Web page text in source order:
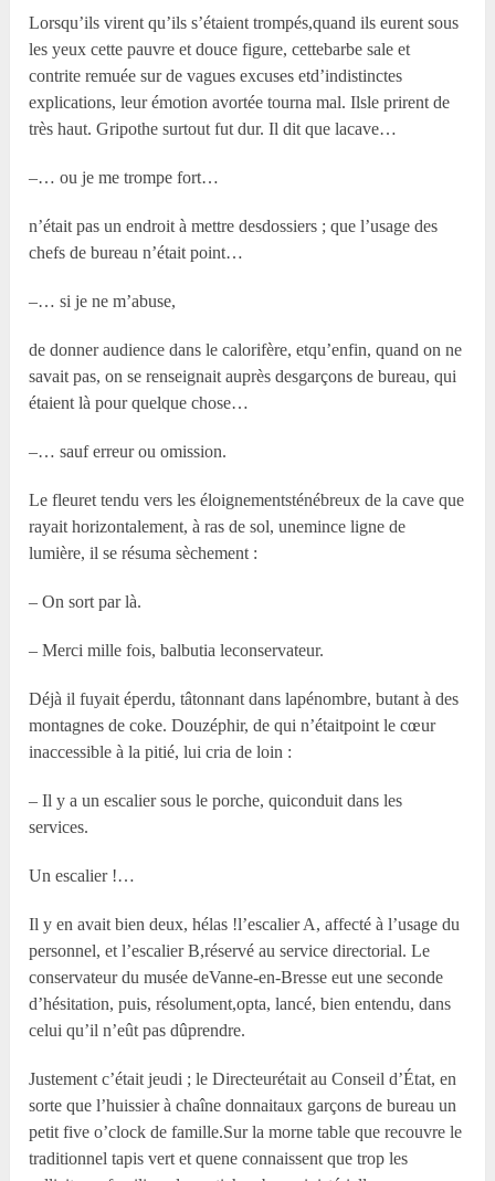
Lorsqu’ils virent qu’ils s’étaient trompés,quand ils eurent sous
les yeux cette pauvre et douce figure, cettebarbe sale et
contrite remuée sur de vagues excuses etd’indistinctes
explications, leur émotion avortée tourna mal. Ilsle prirent de
très haut. Gripothe surtout fut dur. Il dit que lacave…
–… ou je me trompe fort…
n’était pas un endroit à mettre desdossiers ; que l’usage des
chefs de bureau n’était point…
–… si je ne m’abuse,
de donner audience dans le calorifère, etqu’enfin, quand on ne
savait pas, on se renseignait auprès desgarçons de bureau, qui
étaient là pour quelque chose…
–… sauf erreur ou omission.
Le fleuret tendu vers les éloignementsténébreux de la cave que
rayait horizontalement, à ras de sol, unemince ligne de
lumière, il se résuma sèchement :
– On sort par là.
– Merci mille fois, balbutia leconservateur.
Déjà il fuyait éperdu, tâtonnant dans lapénombre, butant à des
montagnes de coke. Douzéphir, de qui n’étaitpoint le cœur
inaccessible à la pitié, lui cria de loin :
– Il y a un escalier sous le porche, quiconduit dans les
services.
Un escalier !…
Il y en avait bien deux, hélas !l’escalier A, affecté à l’usage du
personnel, et l’escalier B,réservé au service directorial. Le
conservateur du musée deVanne-en-Bresse eut une seconde
d’hésitation, puis, résolument,opta, lancé, bien entendu, dans
celui qu’il n’eût pas dûprendre.
Justement c’était jeudi ; le Directeurétait au Conseil d’État, en
sorte que l’huissier à chaîne donnaitaux garçons de bureau un
petit five o’clock de famille.Sur la morne table que recouvre le
traditionnel tapis vert et quene connaissent que trop les